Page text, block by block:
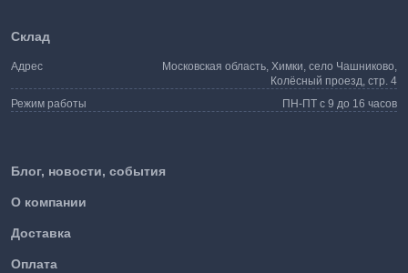
Блог, новости, события
О компании
Доставка
Оплата
Склад
Адрес
Московская область, Химки, село Чашниково,
Колёсный проезд, стр. 4
Режим работы
ПН-ПТ с 9 до 16 часов